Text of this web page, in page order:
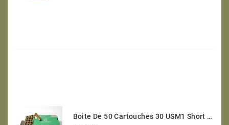
Boite De 50 Cartouches 30 USM1 Short Categorie C